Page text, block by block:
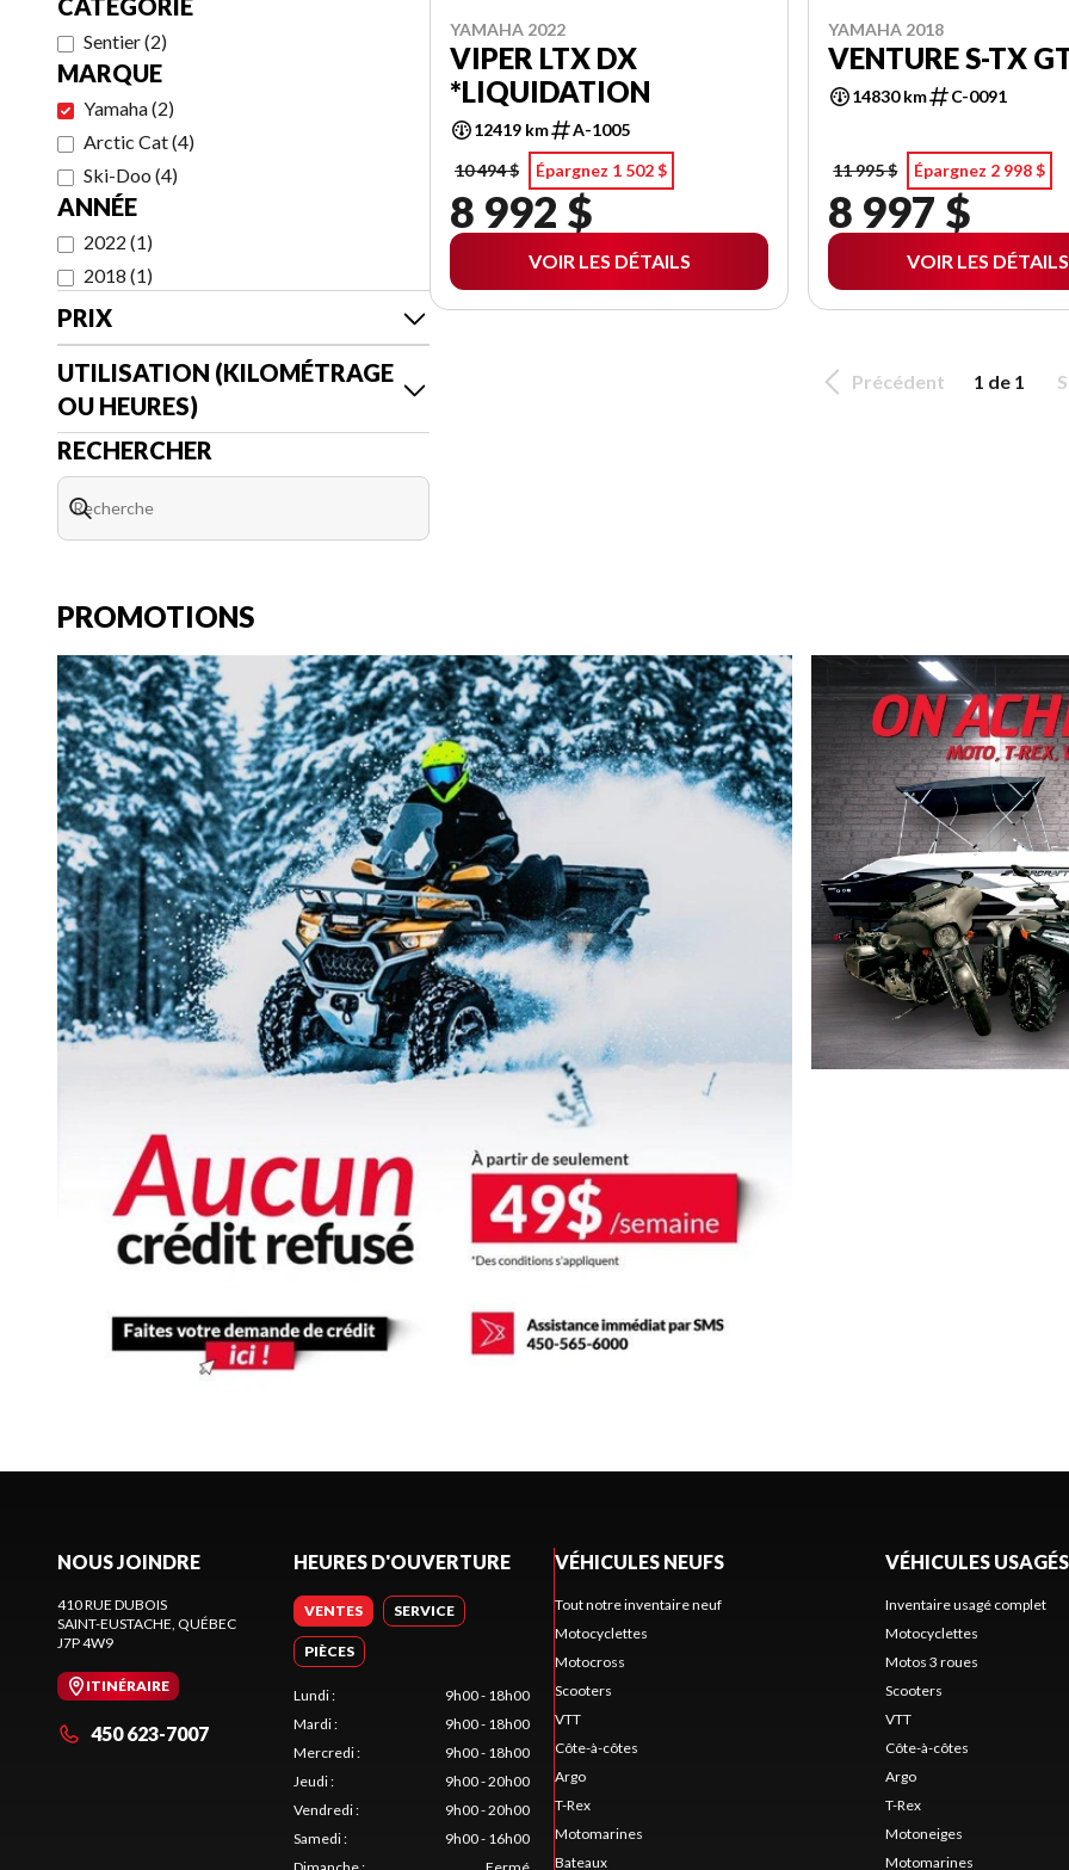
CATÉGORIE
Sentier(2)
MARQUE
Yamaha(2)
Arctic Cat(4)
Ski-Doo (4)
ANNÉE
2022 (1)
2018 (1)
PRIX
UTILISATION (KILOMÉTRAGE
OU HEURES)
RECHERCHER
YAMAHA 2022
VIPER LTX DX
*LIQUIDATION
12419 km
A-1005
10 494 $
Épargnez 1 502 $
8 992 $
VOIR LES DÉTAILS
YAMAHA 2018
VENTURE S-TX
14830 km C-0091
11 995 $ Épargnez 2 998 $
8 997 $
VOIR LES DÉTAILS
Précédent 1 de 1
PROMOTIONS
NOUS JOINDRE
410 RUE DUBOIS
SAINT-EUSTACHE, QUÉBEC
J7P 4W9
ITINÉRAIRE
450 623-7007
HEURES D'OUVERTURE
VENTES SERVICE
PIÈCES
Lundi:
9h00 - 18h00
Mardi:
9h00 - 18h00
Mercredi:
9h00 - 18h00
Jeudi:
9h00 - 20h00
Vendredi:
9h00 - 20h00
Samedi:
9h00 - 16h00
VÉHICULES NEUFS
Tout notre inventaire neuf
Motocyclettes
Motocross
Scooters
VTT
Côte-à-côtes
Argo
T-Rex
Motomarines
Bateaux
VÉHICULES USAGÉS
Inventaire usagé complet
Motocyclettes
Motos 3 roues
Scooters
VTT
Côte-à-côtes
Argo
T-Rex
Motoneiges
Motomarines